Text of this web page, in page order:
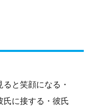
と笑顔になる・
氏に接する・彼氏